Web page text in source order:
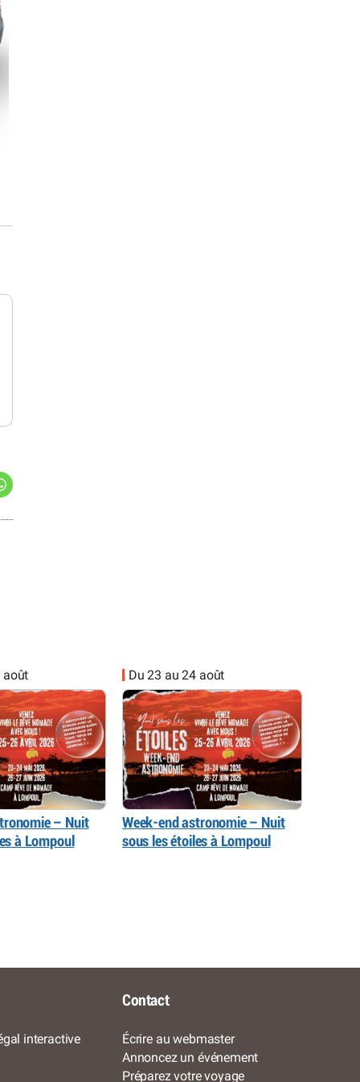
août
– Nuit
à Lompoul
Du 23 au 24 août
Week-end astronomie – Nuit
sous les étoiles à Lompoul
interactive
Contact
Écrire au webmaster
Annoncez un événement
Préparez votre voyage